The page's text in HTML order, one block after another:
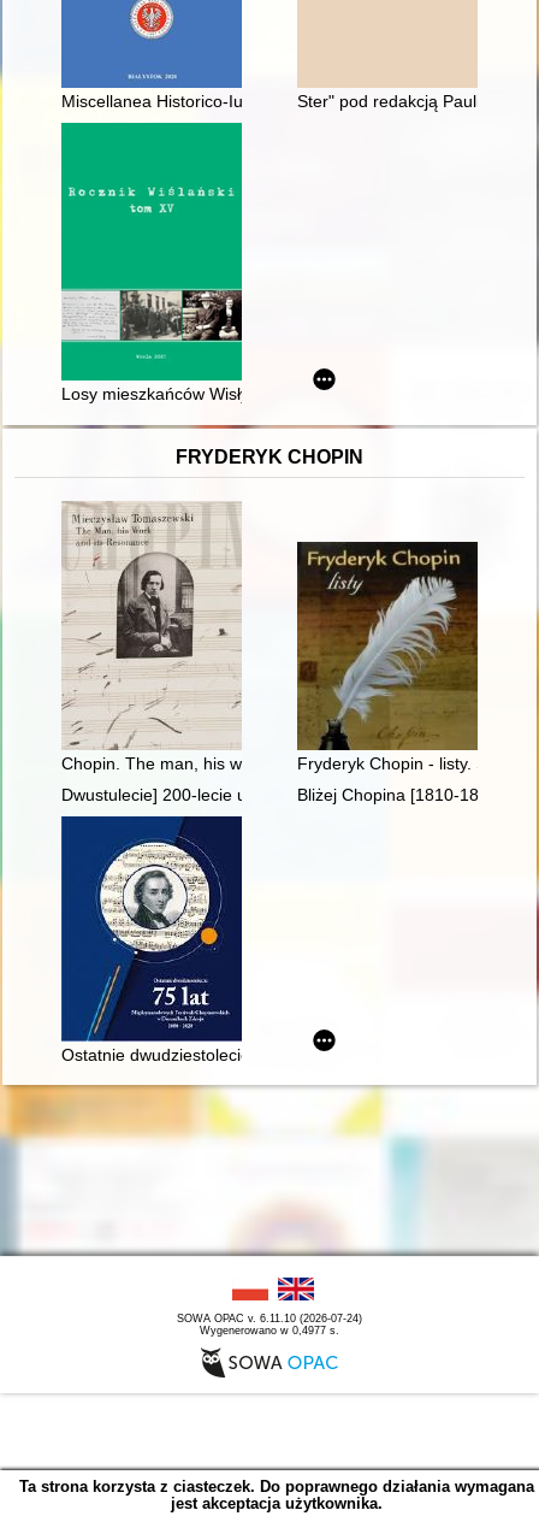
Miscellanea Historico-Iuridica. T. 19, z. 2 (2020), Prawne
Ster" pod redakcją Pauliny
Losy mieszkańców Wisły podczas II wojny światowej -
FRYDERYK CHOPIN
Chopin. The man, his work and its resonance
Fryderyk Chopin - listy.
Dwustulecie] 200-lecie urodzin Fryderyka Chopina
Bliżej Chopina [1810-1849]
Ostatnie dwudziestolecie : 75 lat Międzynarodowych
SOWA OPAC v. 6.11.10 (2026-07-24)
Wygenerowano w 0,4977 s.
Ta strona korzysta z ciasteczek. Do poprawnego działania wymagana
jest akceptacja użytkownika.